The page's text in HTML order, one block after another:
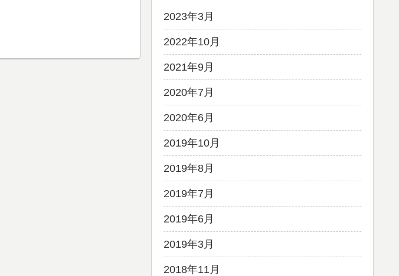
2023年3月
2022年10月
2021年9月
2020年7月
2020年6月
2019年10月
2019年8月
2019年7月
2019年6月
2019年3月
2018年11月